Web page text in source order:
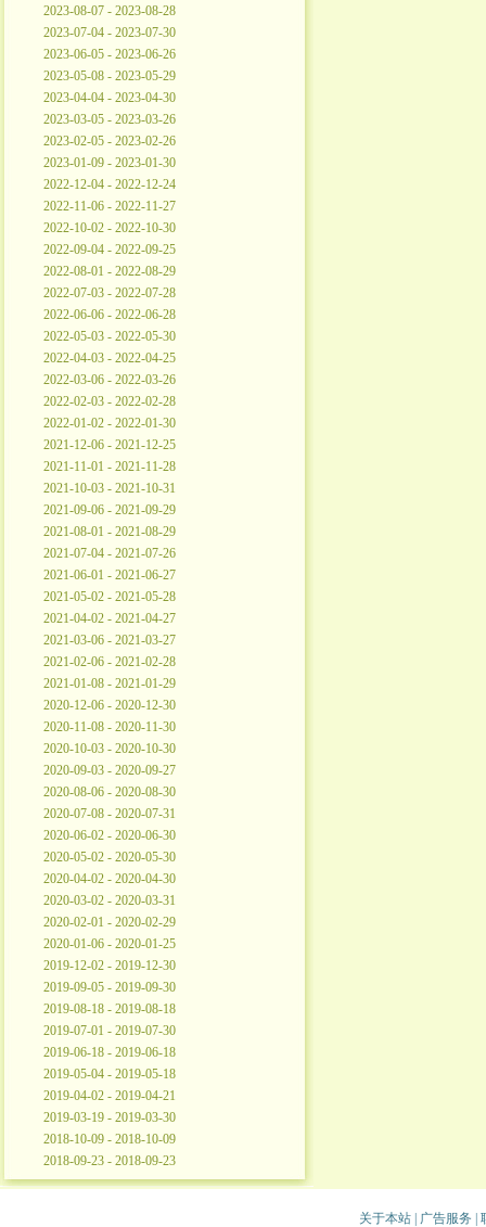
2023-08-07 - 2023-08-28
2023-07-04 - 2023-07-30
2023-06-05 - 2023-06-26
2023-05-08 - 2023-05-29
2023-04-04 - 2023-04-30
2023-03-05 - 2023-03-26
2023-02-05 - 2023-02-26
2023-01-09 - 2023-01-30
2022-12-04 - 2022-12-24
2022-11-06 - 2022-11-27
2022-10-02 - 2022-10-30
2022-09-04 - 2022-09-25
2022-08-01 - 2022-08-29
2022-07-03 - 2022-07-28
2022-06-06 - 2022-06-28
2022-05-03 - 2022-05-30
2022-04-03 - 2022-04-25
2022-03-06 - 2022-03-26
2022-02-03 - 2022-02-28
2022-01-02 - 2022-01-30
2021-12-06 - 2021-12-25
2021-11-01 - 2021-11-28
2021-10-03 - 2021-10-31
2021-09-06 - 2021-09-29
2021-08-01 - 2021-08-29
2021-07-04 - 2021-07-26
2021-06-01 - 2021-06-27
2021-05-02 - 2021-05-28
2021-04-02 - 2021-04-27
2021-03-06 - 2021-03-27
2021-02-06 - 2021-02-28
2021-01-08 - 2021-01-29
2020-12-06 - 2020-12-30
2020-11-08 - 2020-11-30
2020-10-03 - 2020-10-30
2020-09-03 - 2020-09-27
2020-08-06 - 2020-08-30
2020-07-08 - 2020-07-31
2020-06-02 - 2020-06-30
2020-05-02 - 2020-05-30
2020-04-02 - 2020-04-30
2020-03-02 - 2020-03-31
2020-02-01 - 2020-02-29
2020-01-06 - 2020-01-25
2019-12-02 - 2019-12-30
2019-09-05 - 2019-09-30
2019-08-18 - 2019-08-18
2019-07-01 - 2019-07-30
2019-06-18 - 2019-06-18
2019-05-04 - 2019-05-18
2019-04-02 - 2019-04-21
2019-03-19 - 2019-03-30
2018-10-09 - 2018-10-09
2018-09-23 - 2018-09-23
关于本站| 广告服务